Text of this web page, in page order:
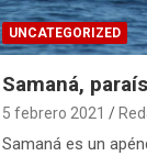
UNCATEGORIZED
Samaná,
5 febrero 2021
Samaná es un